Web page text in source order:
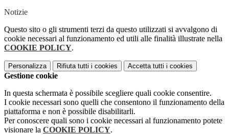
Notizie
Questo sito o gli strumenti terzi da questo utilizzati si avvalgono di
cookie necessari al funzionamento ed utili alle finalità illustrate nella
COOKIE POLICY.
Personalizza Rifiuta tutti i cookies Accetta tutti i cookies
Gestione cookie
In questa schermata è possibile scegliere quali cookie consentire.
I cookie necessari sono quelli che consentono il funzionamento della
piattaforma e non è possibile disabilitarli.
Per conoscere quali sono i cookie necessari al funzionamento potete
visionare la COOKIE POLICY.